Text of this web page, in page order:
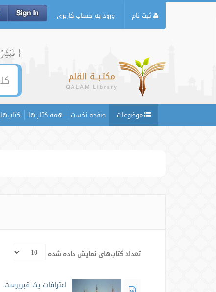
ثبت نام ورود به حساب کاربری
{
موضوعات صفحه نخست همه کتاب‌ها
تعداد کتاب‌های نمایش داده شده
اعترافات یک قبرپرست